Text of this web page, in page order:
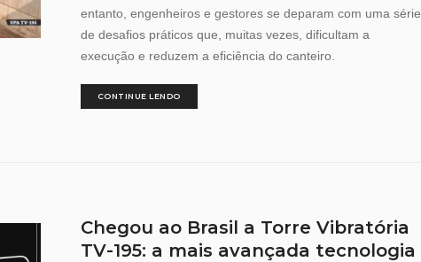
entanto, engenheiros e gestores se deparam com uma série
de desafios práticos que, muitas vezes, dificultam a
execução e reduzem a eficiência do canteiro.
CONTINUE LENDO
Chegou ao Brasil a Torre Vibratória
TV-195: a mais avançada tecnologia